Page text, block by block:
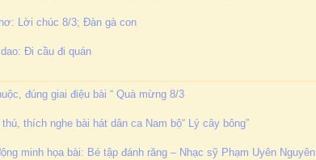
Lời chúc 8/3; Đàn gà con
Đi cầu đi quán
đúng giai điệu bài “ Quà mừng 8/3
thích nghe bài hát dân ca Nam bộ“ Lý cây bông”
minh họa bài: Bé tập đánh răng – Nhạc sỹ Phạm Uyên Nguyên